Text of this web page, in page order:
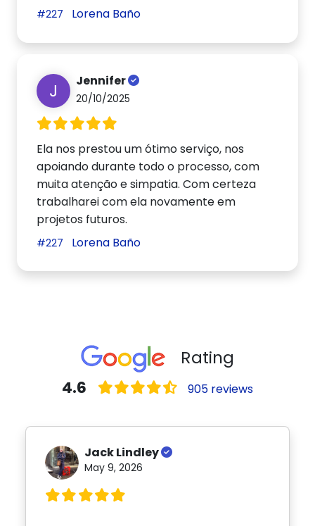
#227 Lorena Baño
J Jennifer
20/10/2025
Ela nos prestou um ótimo serviço, nos
apoiando durante todo o processo, com
muita atenção e simpatia. Com certeza
trabalharei com ela novamente em
projetos futuros.
#227 Lorena Baño
Rating
4.6 905 reviews
Jack Lindley
May 9, 2026